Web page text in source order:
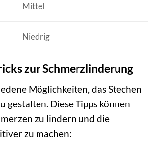
Mittel
Niedrig
zur Schmerzlinderung
Möglichkeiten, das Stechen
gestalten. Diese Tipps können
zu lindern und die
zu machen: